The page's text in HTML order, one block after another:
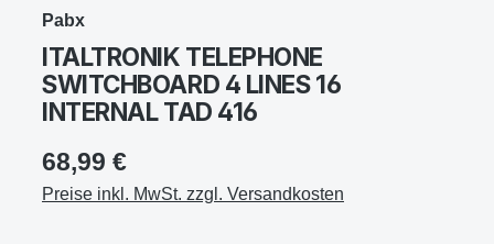
Pabx
ITALTRONIK TELEPHONE
SWITCHBOARD 4 LINES 16
INTERNAL TAD 416
68,99 €
Preise inkl. MwSt. zzgl. Versandkosten